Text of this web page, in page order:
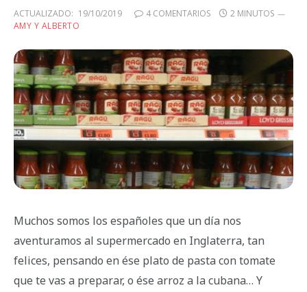
ACTUALIZADO: 19/10/2019 4 COMENTARIOS
2 MINUTOS
AMY Y ALBERTO
Muchos somos los españoles que un día nos
aventuramos al supermercado en Inglaterra, tan
felices, pensando en ése plato de pasta con tomate
que te vas a preparar, o ése arroz a la cubana… Y